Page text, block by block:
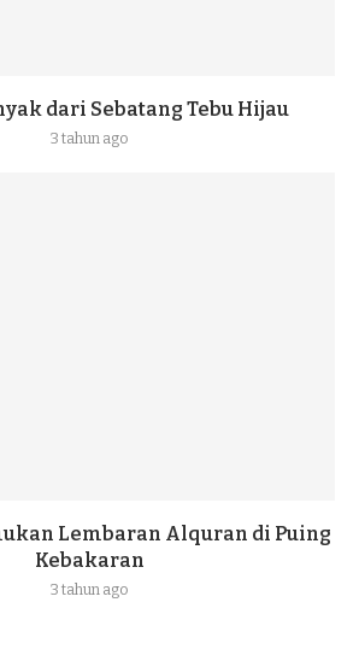
dari Sebatang Tebu Hijau
3 tahun ago
Lembaran Alquran di Puing
Kebakaran
3 tahun ago